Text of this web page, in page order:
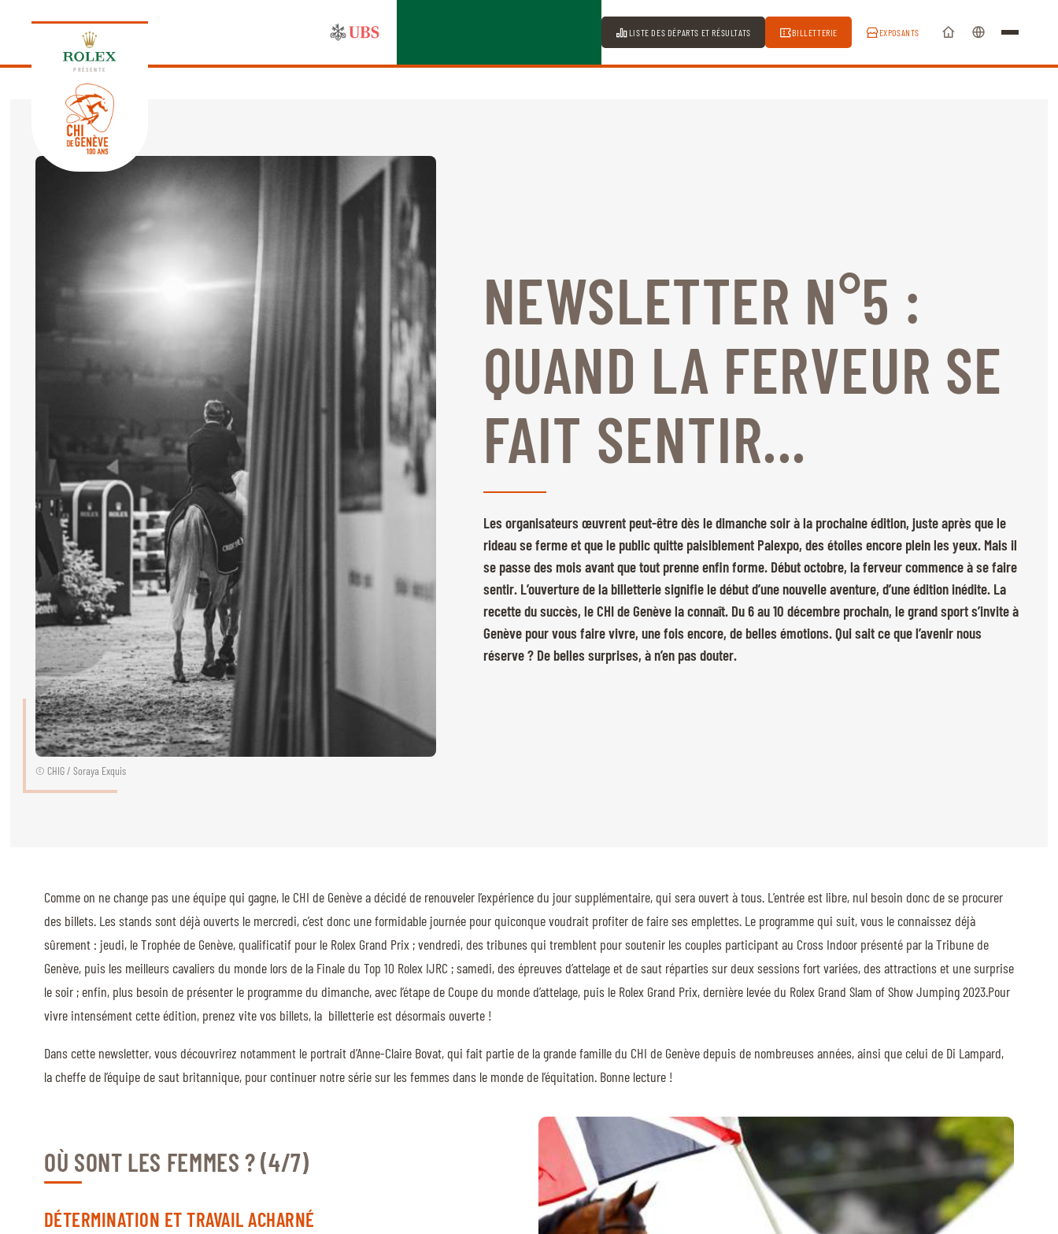
PRÉSENTE
LISTE DES DÉPARTS ET RÉSULTATS BILLETTERIE EXPOSANTS
ÉDITION 2026
CAVALIERS & MENEURS
INFOS PRATIQUES
INFOS PRATIQUES
SPONSORS
EXPOSANTS
BILLETTERIE
BÉNÉVOLES
MÉDIAS
LE CHIG
QUI SOMMES-NOUS
QUI SOMMES-NOUS
PALMARÈS
ABC DU CHIG
SPONSORS
MULTIMÉDIA
REPLAY DES ÉPREUVES
PHOTOS
PHOTOS
© CHIG / Soraya Exquis
NEWSLETTER N°5 :
QUAND LA FERVEUR SE
FAIT SENTIR...
Les organisateurs œuvrent peut-être dès le dimanche soir à la prochaine édition, juste après que le
rideau se ferme et que le public quitte paisiblement Palexpo, des étoiles encore plein les yeux. Mais il
se passe des mois avant que tout prenne enfin forme. Début octobre, la ferveur commence à se faire
sentir. L’ouverture de la billetterie signifie le début d’une nouvelle aventure, d’une édition inédite. La
recette du succès, le CHI de Genève la connaît. Du 6 au 10 décembre prochain, le grand sport s’invite à
Genève pour vous faire vivre, une fois encore, de belles émotions. Qui sait ce que l’avenir nous
réserve ? De belles surprises, à n’en pas douter.
Comme on ne change pas une équipe qui gagne, le CHI de Genève a décidé de renouveler l’expérience du jour supplémentaire, qui sera ouvert à tous. L’entrée est libre, nul besoin donc de se procurer
des billets. Les stands sont déjà ouverts le mercredi, c’est donc une formidable journée pour quiconque voudrait profiter de faire ses emplettes. Le programme qui suit, vous le connaissez déjà
sûrement : jeudi, le Trophée de Genève, qualificatif pour le Rolex Grand Prix ; vendredi, des tribunes qui tremblent pour soutenir les couples participant au Cross Indoor présenté par la Tribune de
Genève, puis les meilleurs cavaliers du monde lors de la Finale du Top 10 Rolex IJRC ; samedi, des épreuves d’attelage et de saut réparties sur deux sessions fort variées, des attractions et une surprise
le soir ; enfin, plus besoin de présenter le programme du dimanche, avec l’étape de Coupe du monde d’attelage, puis le Rolex Grand Prix, dernière levée du Rolex Grand Slam of Show Jumping 2023.Pour
vivre intensément cette édition, prenez vite vos billets, la billetterie est désormais ouverte !
Dans cette newsletter, vous découvrirez notamment le portrait d’Anne-Claire Bovat, qui fait partie de la grande famille du CHI de Genève depuis de nombreuses années, ainsi que celui de Di Lampard,
la cheffe de l’équipe de saut britannique, pour continuer notre série sur les femmes dans le monde de l’équitation. Bonne lecture !
OÙ SONT LES FEMMES ? (4/7)
DÉTERMINATION ET TRAVAIL ACHARNÉ